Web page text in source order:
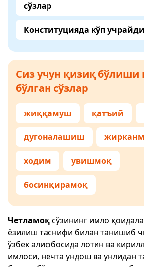
сўзлар
Конституцияда кўп
Сиз учун қизиқ
бўлган сўзлар
жиққамуш қатъий
дугоналашиш
ходим увишмоқ
босинқирамоқ
Четламоқсўзининг имло
ёзилиш таснифи билан танишиб
ўзбек алифбосида лотин ва
имлоси, нечта ундош ва унлидан